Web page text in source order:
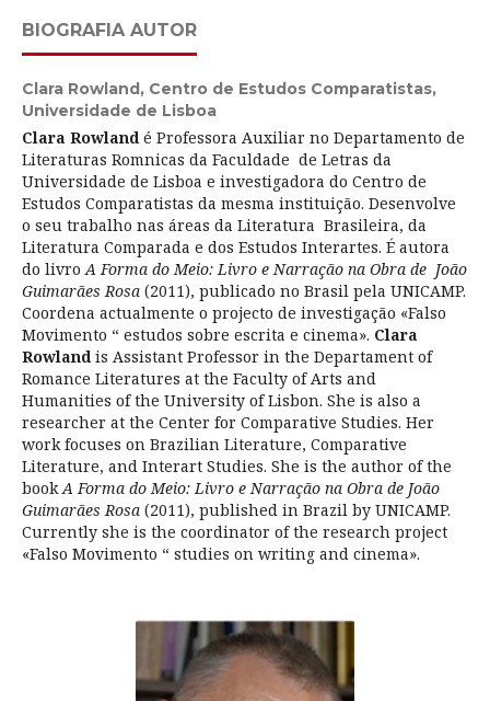
BIOGRAFIA AUTOR
Clara Rowland, Centro de Estudos Comparatistas,
Universidade de Lisboa
Clara Rowlandé Professora Auxiliar no Departamento de
Literaturas Romnicas da Faculdade de Letras da
Universidade de Lisboa e investigadora do Centro de
Estudos Comparatistas da mesma instituição. Desenvolve
o seu trabalho nas áreas da Literatura Brasileira, da
Literatura Comparada e dos Estudos Interartes. É autora
do livroA Forma do Meio: Livro e Narração na Obra de João
Guimarães Rosa(2011), publicado no Brasil pela UNICAMP.
Coordena actualmente o projecto de investigação «Falso
Movimento “ estudos sobre escrita e cinema». Clara
Rowlandis Assistant Professor in the Departament of
Romance Literatures at the Faculty of Arts and
Humanities of the University of Lisbon. She is also a
researcher at the Center for Comparative Studies. Her
work focuses on Brazilian Literature, Comparative
Literature, and Interart Studies. She is the author of the
bookA Forma do Meio: Livro e Narração na Obra de João
Guimarães Rosa (2011), published in Brazil by UNICAMP.
Currently she is the coordinator of the research project
«Falso Movimento “ studies on writing and cinema».